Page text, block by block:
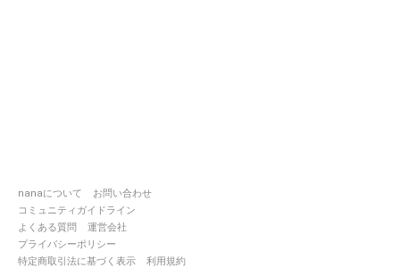
nanaについて
お問い合わせ
コミュニティガイドライン
よくある質問
運営会社
プライバシーポリシー
特定商取引法に基づく表示
利用規約